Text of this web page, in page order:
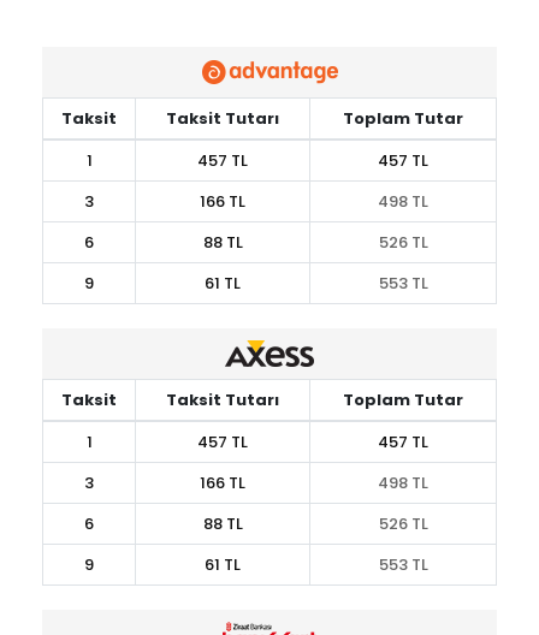
Taksit Taksit Tutarı
Toplam Tutar
1
457 TL
457 TL
3
166 TL
498 TL
6
88 TL
526 TL
9
61 TL 553 TL
Taksit Taksit Tutarı
Toplam Tutar
1
457 TL
457 TL
3
166 TL
498 TL
6
88 TL
526 TL
9
61 TL 553 TL